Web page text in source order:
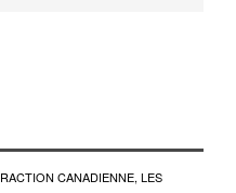
CANADIENNE, LES